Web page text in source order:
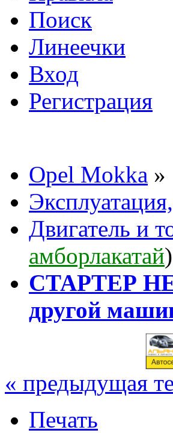
Поиск
Линеечки
Вход
Регистрация
Opel Mokka »
Двигатель и
амборлакатай
СТАРТЕР НЕ
другой
« предыдущая
Печать